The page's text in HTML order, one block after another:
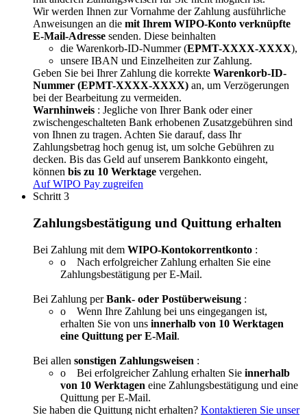
Wir werden Ihnen zur Vornahme der Zahlung ausführliche
Anweisungen an die mit Ihrem WIPO-Konto verknüpfte
E-Mail-Adresse senden. Diese beinhalten​​​​​​​
die Warenkorb-ID-Nummer (EPMT-XXXX-XXXX),
unsere IBAN und Einzelheiten zur Zahlung.
Geben Sie bei Ihrer Zahlung die korrekte Warenkorb-ID-
Nummer (EPMT-XXXX-XXXX) an, um Verzögerungen
bei der Bearbeitung zu vermeiden.
Warnhinweis : Jegliche von Ihrer Bank oder einer
zwischengeschalteten Bank erhobenen Zusatzgebühren sind
von Ihnen zu tragen. Achten Sie darauf, dass Ihr
Zahlungsbetrag hoch genug ist, um solche Gebühren zu
decken. Bis das Geld auf unserem Bankkonto eingeht,
können bis zu 10 Werktage vergehen.
Auf WIPO Pay zugreifen
Schritt 3
Zahlungsbestätigung und Quittung erhalten
Bei Zahlung mit dem WIPO-Kontokorrentkonto :​​​​​​​
o Nach erfolgreicher Zahlung erhalten Sie eine
Zahlungsbestätigung per E-Mail.
Bei Zahlung perBank- oder Postüberweisung :
o Wenn Ihre Zahlung bei uns eingegangen ist,
erhalten Sie von uns innerhalb von 10 Werktagen
eine Quittung per E-Mail.
Bei allen sonstigen Zahlungsweisen :​​​​​​​
o Bei erfolgreicher Zahlung erhalten Sie innerhalb
von 10 Werktagen eine Zahlungsbestätigung und eine
Quittung per E-Mail.
Sie haben die Quittung nicht erhalten? Kontaktieren Sie unser